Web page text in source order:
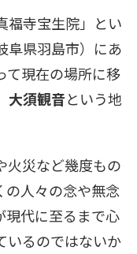
福寺宝生院」とい
阜県羽島市）にあ
て現在の場所に移
大須観音という地
火災など幾度もの
の人々の念や無念
現代に至るまで心
いるのではないか